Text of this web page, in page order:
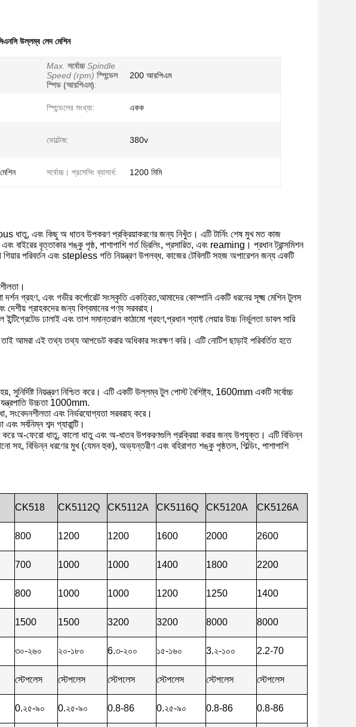
উল্লম্ব লেদ মেশিন
Max. সর্বোচ্চ Spindle
Speed (rpm) স্পিন্ডেল
স্পিড (আরপিএম):
200 আরপিএম
স্পিন্ডেলের সংখ্যা: একক
ভোল্টেজ: 380v
সর্বোচ্চ। প্রসেসিং ব্যাসার্ধ: 1200 মিমি
ধাতু, এবং কিছু অ ধাতব উপকরণ প্রক্রিয়াকরণের জন্য নিখুঁত। এটি টার্নিং শেষ মুখ মত কাজ
বাইরের বৃত্তাকার শঙ্কু পৃষ্ঠ, পাশাপাশি গর্ত ড্রিলিং, প্রসারিত, এবং reaming। প্রধান ট্রান্সমিশন
গিয়ার পরিবর্তন এবং stepless গতি নিয়ন্ত্রণ উপলব্ধ. কাজের টেবিলটি সহজ অপারেশন জন্য একটি
গ্রহণ, এবং গভীর কর্পোরেট সংস্কৃতি একত্রিত,আমাদের কোম্পানি একটি ধরনের সূক্ষ্ম মেশিন টুলস
দেশীয় গ্রাহকদের জন্য বিশ্বমানের পণ্য সরবরাহ।
ঢালাই এবং তাপ সমান্তরাল কাঠামো গ্রহণ,প্রধান শ্যাফ্ট লেয়ার উচ্চ নির্ভুলতা ডাবল সারি
আমরা এই তথ্য তথ্য আপডেট করার অধিকার সংরক্ষণ করি। এটি নোটিশ ছাড়াই পরিবর্তিত হতে
সুনির্দিষ্ট নিয়ন্ত্রণ নিশ্চিত করে। এটি একটি উল্লম্ব টুল পোস্ট বৈশিষ্ট্য, 1600mm একটি সর্বোচ্চ
যন্ত্রপাতি উচ্চতা 1000mm.
সংবেদনশীলতা এবং নির্ভরযোগ্যতা সরবরাহ করে।
সর্বনিম্ন শব্দ গ্যারান্টি।
করে অ-ফেরো ধাতু, কালো ধাতু এবং অ-ধাতব উপকরণগুলি প্রক্রিয়া করার জন্য উপযুক্ত। এটি বিভিন্ন
সহ, বিভিন্ন ধরণের মুখ (যেমন হুক), অভ্যন্তরীণ এবং বহিরাগত শঙ্কু পৃষ্ঠতল, গিল্ডিং, পাশাপাশি
CK518 CK5112Q CK5112A CK5116Q CK5120A CK5126A
800 1200 1200 1600 2000 2600
700 1000 1000 1400 1800 2200
800 1000 1000 1200 1250 1400
1500 1500 3200 3200 8000 8000
৩০-২৬০ ২০-১৮০ 6.৩-২০০ ১৫-১৬০ 3.২-১০০ 2.2-70
স্টেপলেস স্টেপলেস স্টেপলেস স্টেপলেস স্টেপলেস স্টেপলেস
0.২৫-৯০ 0.২৫-৯০ 0.8-86 0.২৫-৯০ 0.8-86 0.8-86